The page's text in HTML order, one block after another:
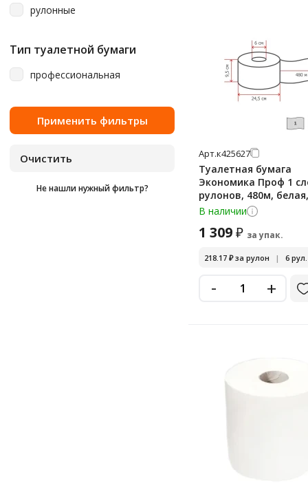
рулонные
Тип туалетной бумаги
профессиональная
Не нашли нужный фильтр?
Арт.к425627
Туалетная бумага
Экономика Проф 1
рулонов, 480м,
В наличии
1 309₽ за упак.
218.17 ₽за рулон | 6
- +